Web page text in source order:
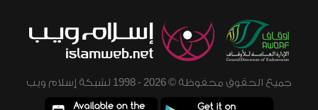
جميع الحقوق محفوظة © 2026 - 1998 لشبكة إسلام ويب